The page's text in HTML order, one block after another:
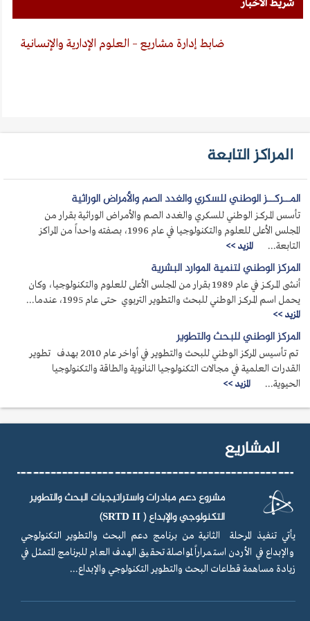
شريط الأخبار
ضابط إدارة مشاريع – العلوم الإدارية والإنسانية
المراكز التابعة
المــركــز الوطني للسكري والغدد الصم والأمراض الوراثية
تأسس المــركــز الوطني للسكري والغدد الصم والأمراض الوراثية بقرار من
المجلس الأعلى للعلوم والتكنولوجيا في عام 1996، بصفته واحداً من المراكز
التابعة...
المزيد >>
المركز الوطني لتنمية الموارد البشرية
أنشى المــركــز في عام 1989 بقرار من المجلس الأعلى للعلوم والتكنولوجيا، وكان
يحمل اسم المــركــز الوطني للبحث والتطوير التربوي حتى عام 1995، عندما...
المزيد >>
المركز الوطني للبحث والتطوير
تم تأسيس المركز الوطني للبحث والتطوير في أواخر عام 2010 بهدف تطوير
القدرات العلمية في مجالات التكنولوجيا النانوية والطاقة والتكنولوجيا
الحيوية...
المزيد >>
المشاريع
مشروع دعم مبادرات واستراتيجيات البحث والتطوير
التكنولوجي والإبداع ( SRTD II)
يأتي تنفيذ المرحلة الثانية من برنامج دعم البحث والتطوير التكنولوجي
والإبداع في الأردن استمراراً لمواصلة تحقيق الهدف العام للبرنامج المتمثل في
زيادة مساهمة قطاعات البحث والتطوير التكنولوجي والإبداع...